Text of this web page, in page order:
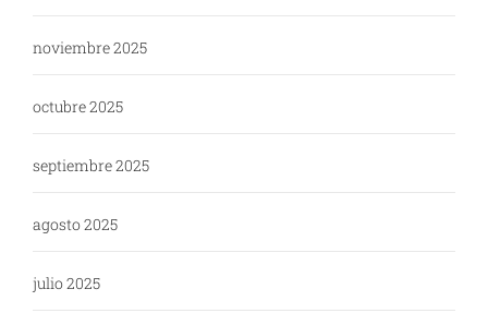
noviembre 2025
octubre 2025
septiembre 2025
agosto 2025
julio 2025